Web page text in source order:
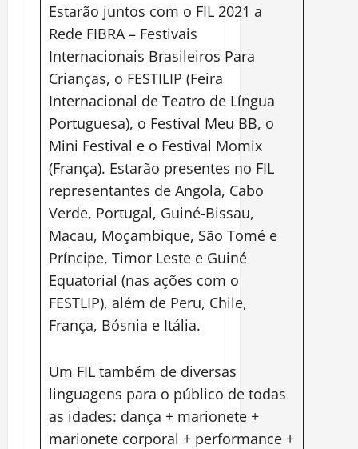
Estarão juntos com o FIL 2021 a
Rede FIBRA – Festivais
Internacionais Brasileiros Para
Crianças, o FESTILIP (Feira
Internacional de Teatro de Língua
Portuguesa), o Festival Meu BB, o
Mini Festival e o Festival Momix
(França). Estarão presentes no FIL
representantes de Angola, Cabo
Verde, Portugal, Guiné-Bissau,
Macau, Moçambique, São Tomé e
Príncipe, Timor Leste e Guiné
Equatorial (nas ações com o
FESTLIP), além de Peru, Chile,
França, Bósnia e Itália.
Um FIL também de diversas
linguagens para o público de todas
as idades: dança + marionete +
marionete corporal + performance +